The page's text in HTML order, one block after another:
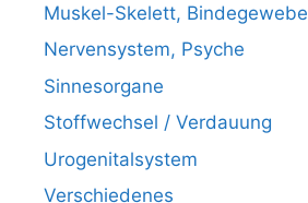
Muskel-Skelett, Bindegewebe
Nervensystem, Psyche
Sinnesorgane
Stoffwechsel / Verdauung
Urogenitalsystem
Verschiedenes